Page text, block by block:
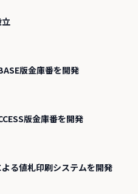
版金庫番を開発
版金庫番を開発
る値札印刷システムを開発